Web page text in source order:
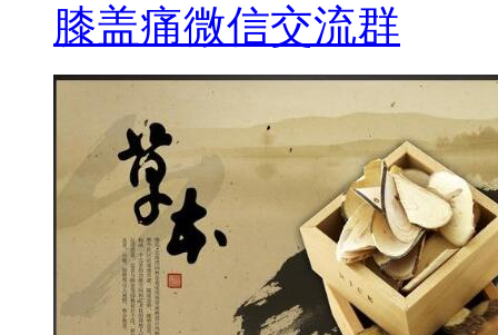
膝盖痛微信交流群